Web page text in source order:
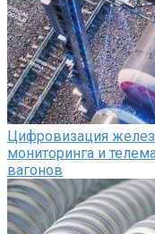
Цифровизация
мониторинга и
вагонов